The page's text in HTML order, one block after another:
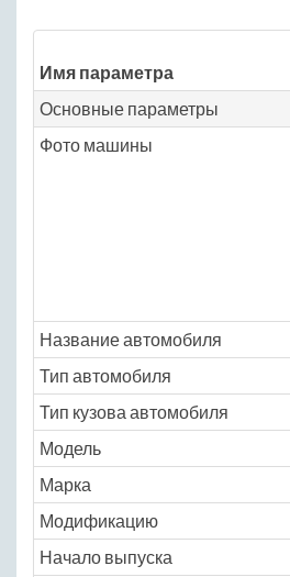
Имя параметра
Основные параметры
Фото машины
Название автомобиля
Тип автомобиля
Тип кузова автомобиля
Модель
Марка
Модификацию
Начало выпуска